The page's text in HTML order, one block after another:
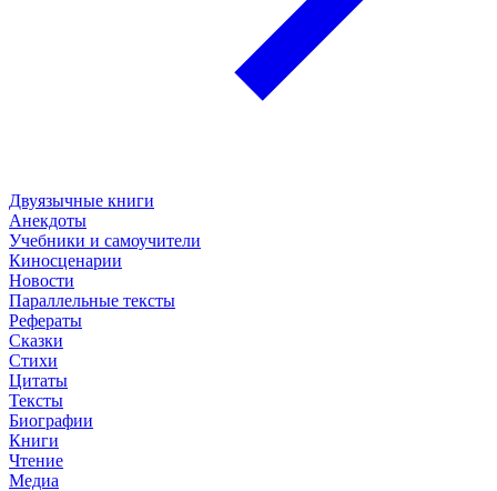
Двуязычные книги
Анекдоты
Учебники и самоучители
Киносценарии
Новости
Параллельные тексты
Рефераты
Сказки
Стихи
Цитаты
Тексты
Биографии
Книги
Чтение
Медиа